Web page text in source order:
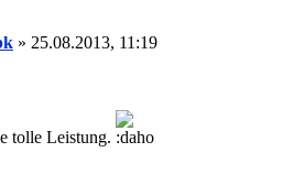
» 25.08.2013, 11:19
tolle Leistung.